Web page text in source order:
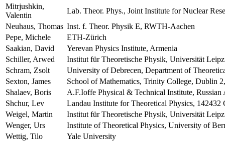
Mitrjushkin,
Valentin
Lab. Theor. Phys., Joint Institute for Nuclear
Neuhaus, Thomas Inst. f. Theor. Physik E, RWTH-Aachen
Pepe, Michele
ETH-Zürich
Saakian, David
Yerevan Physics Institute, Armenia
Schiller, Arwed
Institut für Theoretische Physik, Universität
Schram, Zsolt
University of Debrecen, Department of
Sexton, James
School of Mathematics, Trinity College, Dublin
Shalaev, Boris
A.F.Ioffe Physical & Technical Institute, Russian
Shchur, Lev
Landau Institute for Theoretical Physics, 142432
Weigel, Martin
Institut für Theoretische Physik, Universität
Wenger, Urs
Institute of Theoretical Physics, University of
Wettig, Tilo
Yale University